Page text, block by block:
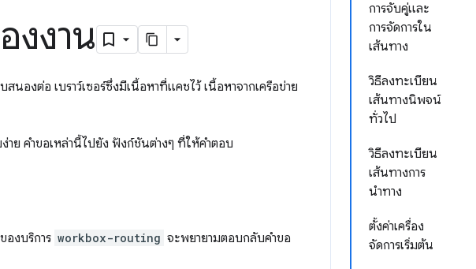
การจับคู่และ
การจัดการใน
เส้นทาง
วิธีลงทะเบียน
เส้นทางนิพจน์
ทั่วไป
วิธีลงทะเบียน
เส้นทางการ
นำทาง
ตั้งค่าเครื่อง
จัดการเริ่มต้น
งงาน
องต่อ เบราว์เซอร์ซึ่งมีเนื้อหาที่แคชไว้ เนื้อหาจากเครือข่าย
าย คำขอเหล่านี้ไปยัง ฟังก์ชันต่างๆ ที่ให้คำตอบ
องบริการ workbox-routing จะพยายามตอบกลับคำขอ